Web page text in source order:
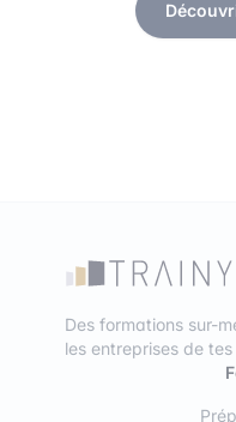
Des formations sur-
les entreprises de tes